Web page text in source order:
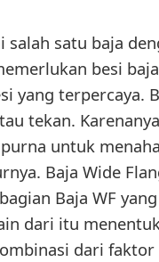
salah satu baja
besi
yang terpercaya.
tekan.
untuk
Baja Wide
Baja WF
dari itu
dari